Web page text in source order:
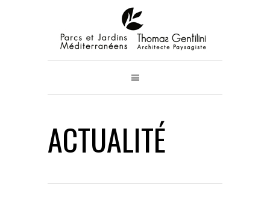
ACTUALITÉ